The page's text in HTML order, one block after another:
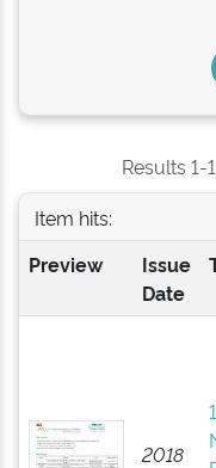
Results 1-
Item hits:
Preview
Issue
Date
2018